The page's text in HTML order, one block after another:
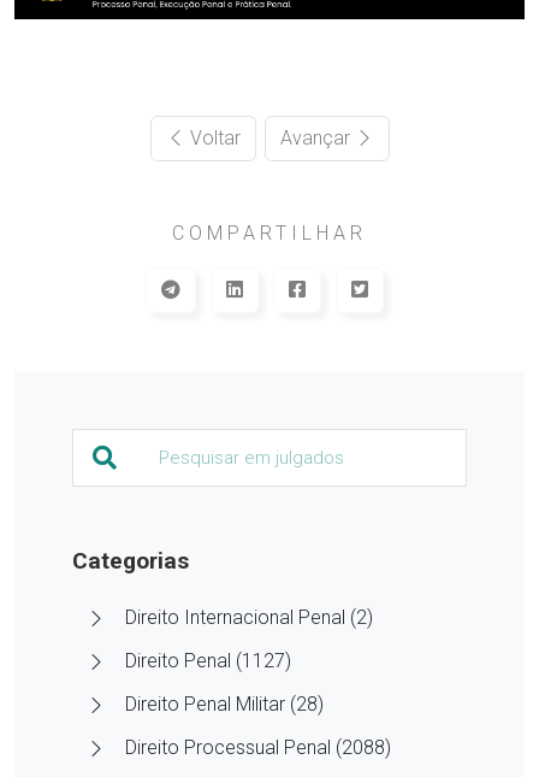
Voltar Avançar
COMPARTILHAR
Categorias
Direito Internacional Penal (2)
Direito Penal (1127)
Direito Penal Militar (28)
Direito Processual Penal (2088)